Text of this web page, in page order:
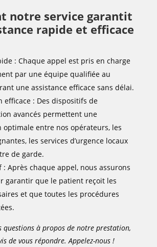
notre service garantit
rapide et efficace
: Chaque appel est pris en charge
par une équipe qualifiée au
une assistance efficace sans délai.
efficace : Des dispositifs de
avancés permettent une
optimale entre nos opérateurs, les
les services d’urgence locaux
de garde.
Après chaque appel, nous assurons
garantir que le patient reçoit les
et que toutes les procédures
questions à propos de notre prestation,
de vous répondre. Appelez-nous !